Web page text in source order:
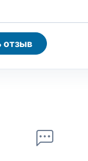
Отправить отзыв